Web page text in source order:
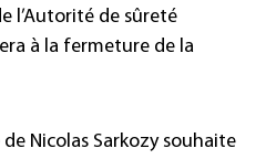
l’Autorité de sûreté
à la fermeture de la
Nicolas Sarkozy souhaite